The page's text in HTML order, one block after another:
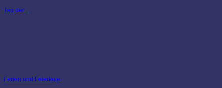
Tag der ...
Ferien und Feiertage